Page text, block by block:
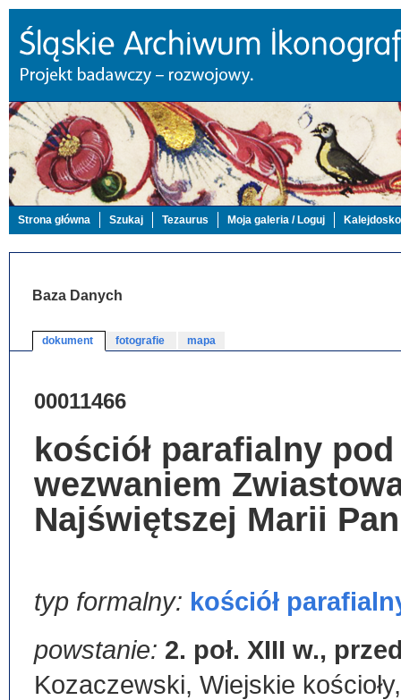
Strona główna Szukaj Tezaurus Moja galeria / Loguj
Baza Danych
dokument fotografie mapa
00011466
kościół parafialny pod
wezwaniem
Najświętszej Marii
typ formalny: kościół
powstanie: 2. poł. XIII w.,
Kozaczewski, Wiejskie